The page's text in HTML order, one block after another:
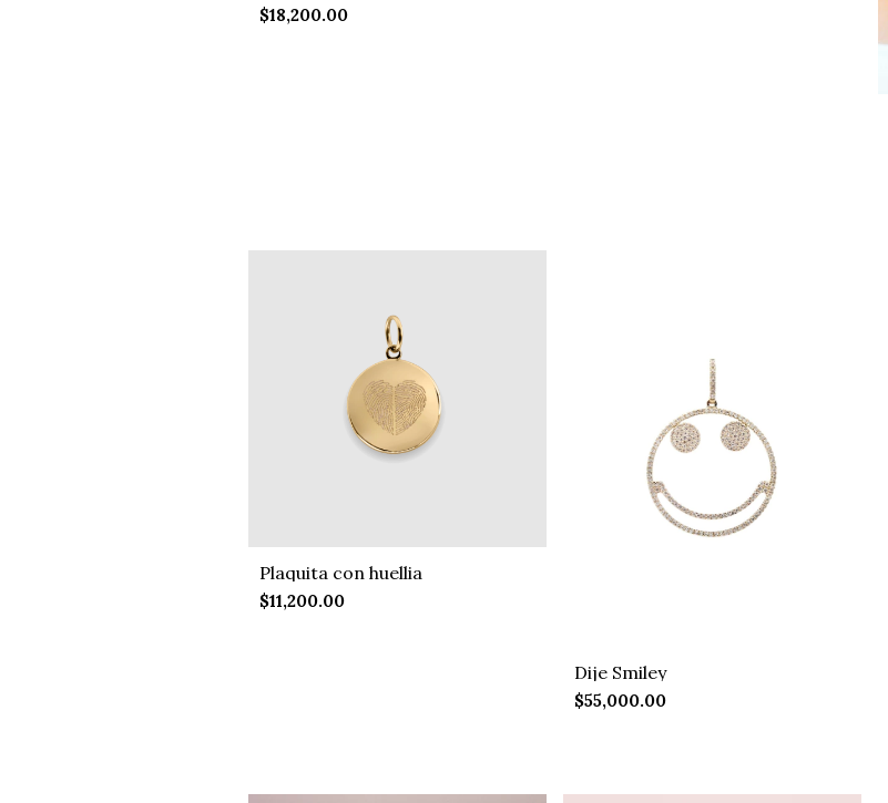
$18,200.00
Plaquita con huellia
$11,200.00
Dije Smiley
$55,000.00